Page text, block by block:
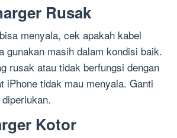
Rusak
menyala, cek apakah kabel
gunakan masih dalam kondisi baik.
rusak atau tidak berfungsi dengan
iPhone tidak mau menyala. Ganti
Kotor